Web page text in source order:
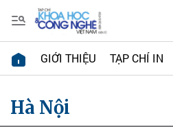
GIỚI THIỆU TẠP CHÍ IN
Hà Nội